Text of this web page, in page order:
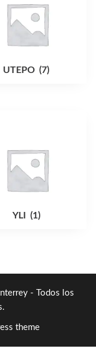
UTEPO (7)
YLI (1)
- Todos los
theme